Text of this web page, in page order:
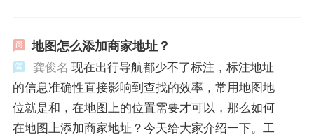
地图怎么添加商家地址？
龚俊名 现在出行导航都少不了标注，标注地址
的信息准确性直接影响到查找的效率，常用地图地
位就是和，在地图上的位置需要才可以，那么如何
在地图上添加商家地址？今天给大家介绍一下。工